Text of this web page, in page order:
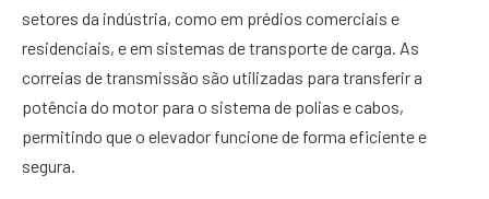
setores da indústria, como em prédios comerciais e
residenciais, e em sistemas de transporte de carga. As
correias de transmissão são utilizadas para transferir a
potência do motor para o sistema de polias e cabos,
permitindo que o elevador funcione de forma eficiente e
segura.